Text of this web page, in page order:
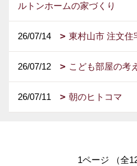
ルトンホームの家づくり
26/07/14 東村山市 注文住
26/07/12 こども部屋の考
26/07/11 朝のヒトコマ
1ページ （全